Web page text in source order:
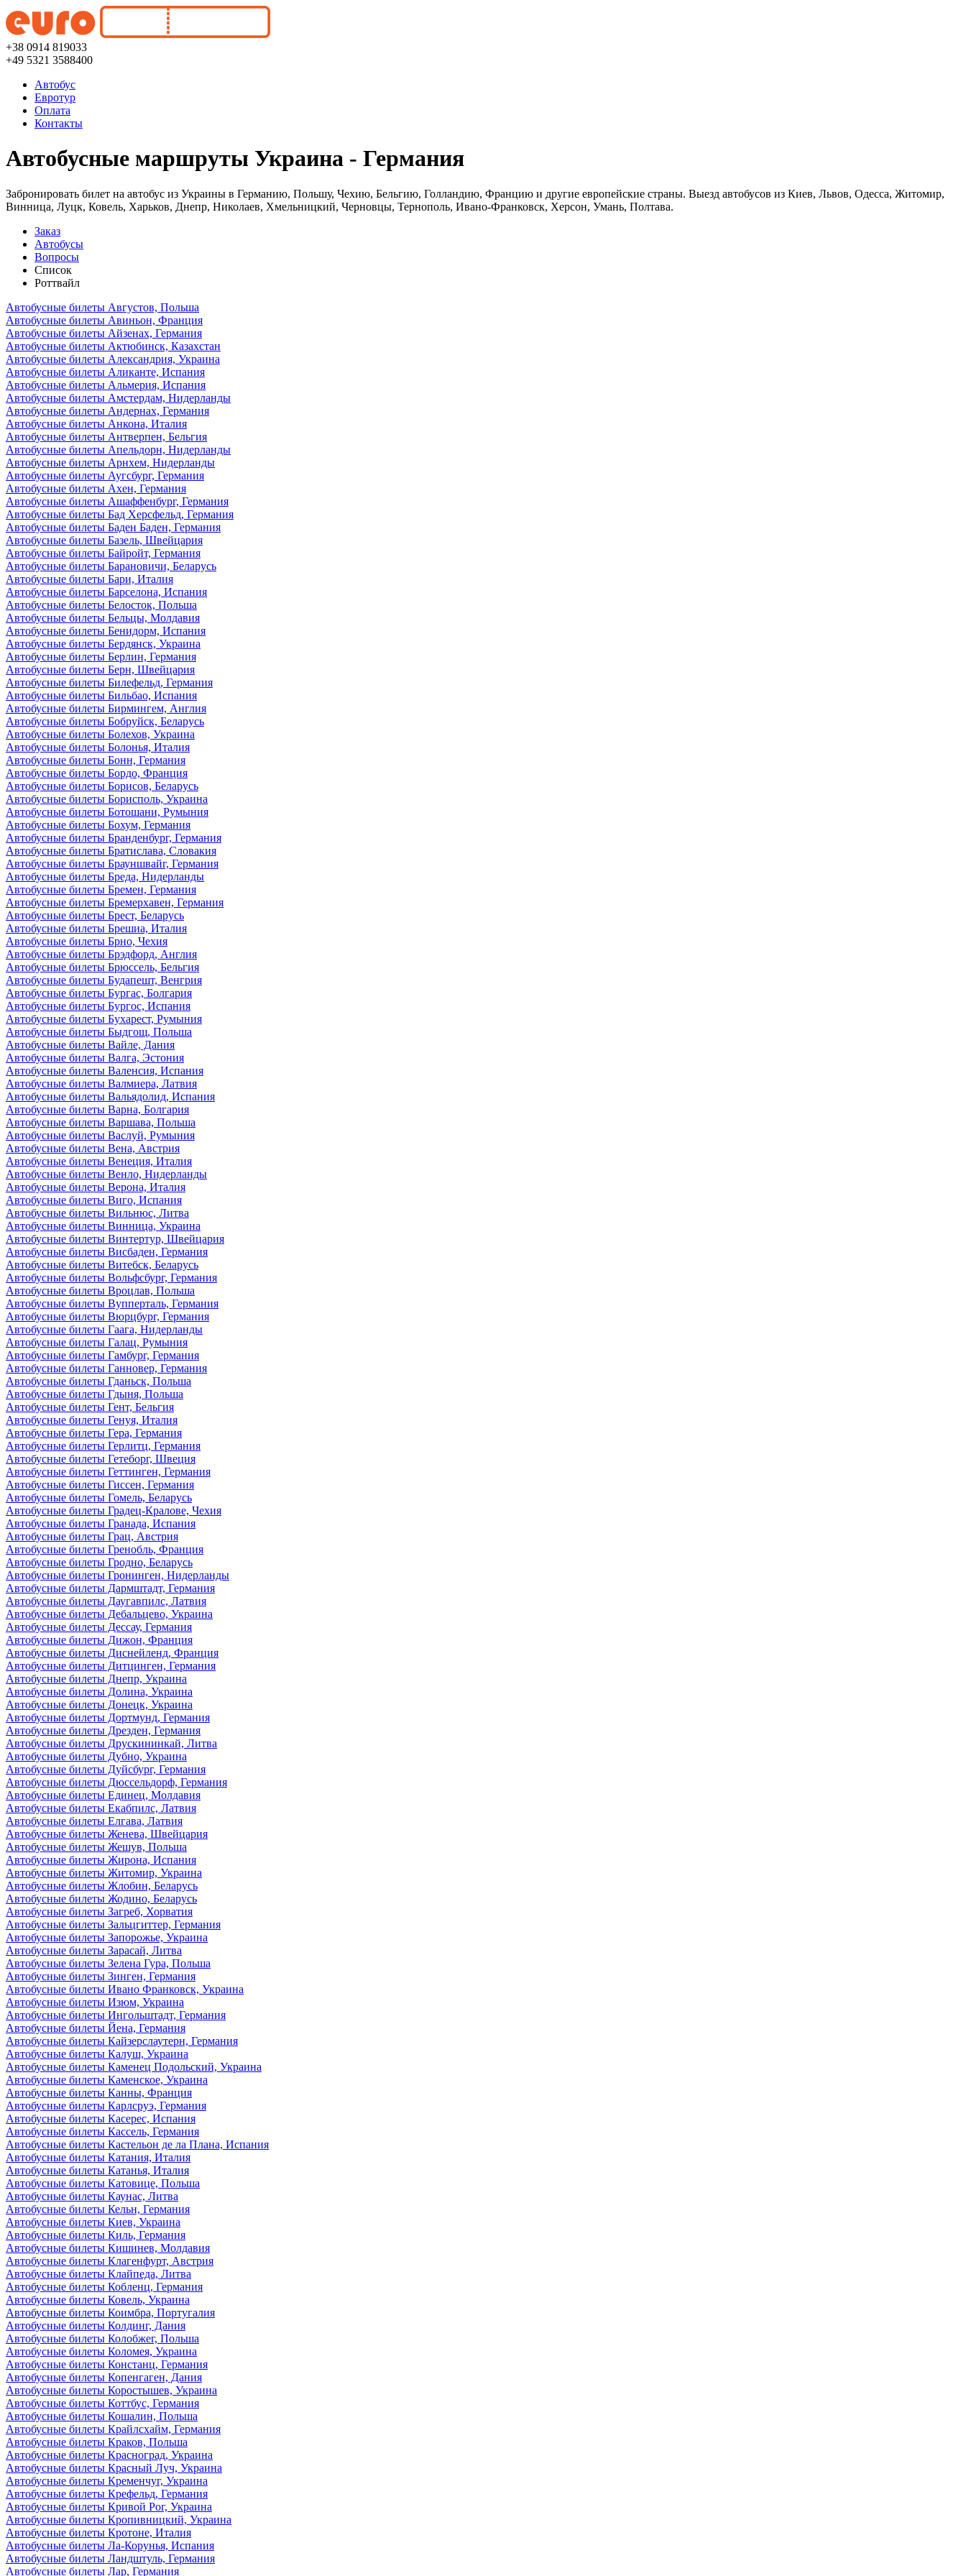
+38 0914 819033
+49 5321 3588400
Автобус
Евротур
Оплата
Контакты
Автобусные маршруты Украина - Германия
Забронировать билет на автобус из Украины в Германию, Польшу, Чехию, Бельгию, Голландию, Францию и другие европейские страны. Выезд автобусов из Киев, Львов, Одесса, Житомир,
Винница, Луцк, Ковель, Харьков, Днепр, Николаев, Хмельницкий, Черновцы, Тернополь, Ивано-Франковск, Херсон, Умань, Полтава.
Заказ
Автобусы
Вопросы
Список
Роттвайл
Автобусные билеты Августов, Польша
Автобусные билеты Авиньон, Франция
Автобусные билеты Айзенах, Германия
Автобусные билеты Актюбинск, Казахстан
Автобусные билеты Александрия, Украина
Автобусные билеты Аликанте, Испания
Автобусные билеты Альмерия, Испания
Автобусные билеты Амстердам, Нидерланды
Автобусные билеты Андернах, Германия
Автобусные билеты Анкона, Италия
Автобусные билеты Антверпен, Бельгия
Автобусные билеты Апельдорн, Нидерланды
Автобусные билеты Арнхем, Нидерланды
Автобусные билеты Аугсбург, Германия
Автобусные билеты Ахен, Германия
Автобусные билеты Ашаффенбург, Германия
Автобусные билеты Бад Херсфельд, Германия
Автобусные билеты Баден Баден, Германия
Автобусные билеты Базель, Швейцария
Автобусные билеты Байройт, Германия
Автобусные билеты Барановичи, Беларусь
Автобусные билеты Бари, Италия
Автобусные билеты Барселона, Испания
Автобусные билеты Белосток, Польша
Автобусные билеты Бельцы, Молдавия
Автобусные билеты Бенидорм, Испания
Автобусные билеты Бердянск, Украина
Автобусные билеты Берлин, Германия
Автобусные билеты Берн, Швейцария
Автобусные билеты Билефельд, Германия
Автобусные билеты Бильбао, Испания
Автобусные билеты Бирмингем, Англия
Автобусные билеты Бобруйск, Беларусь
Автобусные билеты Болехов, Украина
Автобусные билеты Болонья, Италия
Автобусные билеты Бонн, Германия
Автобусные билеты Бордо, Франция
Автобусные билеты Борисов, Беларусь
Автобусные билеты Борисполь, Украина
Автобусные билеты Ботошани, Румыния
Автобусные билеты Бохум, Германия
Автобусные билеты Бранденбург, Германия
Автобусные билеты Братислава, Словакия
Автобусные билеты Брауншвайг, Германия
Автобусные билеты Бреда, Нидерланды
Автобусные билеты Бремен, Германия
Автобусные билеты Бремерхавен, Германия
Автобусные билеты Брест, Беларусь
Автобусные билеты Брешиа, Италия
Автобусные билеты Брно, Чехия
Автобусные билеты Брэдфорд, Англия
Автобусные билеты Брюссель, Бельгия
Автобусные билеты Будапешт, Венгрия
Автобусные билеты Бургас, Болгария
Автобусные билеты Бургос, Испания
Автобусные билеты Бухарест, Румыния
Автобусные билеты Быдгощ, Польша
Автобусные билеты Вайле, Дания
Автобусные билеты Валга, Эстония
Автобусные билеты Валенсия, Испания
Автобусные билеты Валмиера, Латвия
Автобусные билеты Вальядолид, Испания
Автобусные билеты Варна, Болгария
Автобусные билеты Варшава, Польша
Автобусные билеты Васлуй, Румыния
Автобусные билеты Вена, Австрия
Автобусные билеты Венеция, Италия
Автобусные билеты Венло, Нидерланды
Автобусные билеты Верона, Италия
Автобусные билеты Виго, Испания
Автобусные билеты Вильнюс, Литва
Автобусные билеты Винница, Украина
Автобусные билеты Винтертур, Швейцария
Автобусные билеты Висбаден, Германия
Автобусные билеты Витебск, Беларусь
Автобусные билеты Вольфсбург, Германия
Автобусные билеты Вроцлав, Польша
Автобусные билеты Вупперталь, Германия
Автобусные билеты Вюрцбург, Германия
Автобусные билеты Гаага, Нидерланды
Автобусные билеты Галац, Румыния
Автобусные билеты Гамбург, Германия
Автобусные билеты Ганновер, Германия
Автобусные билеты Гданьск, Польша
Автобусные билеты Гдыня, Польша
Автобусные билеты Гент, Бельгия
Автобусные билеты Генуя, Италия
Автобусные билеты Гера, Германия
Автобусные билеты Герлитц, Германия
Автобусные билеты Гетеборг, Швеция
Автобусные билеты Геттинген, Германия
Автобусные билеты Гиссен, Германия
Автобусные билеты Гомель, Беларусь
Автобусные билеты Градец-Кралове, Чехия
Автобусные билеты Гранада, Испания
Автобусные билеты Грац, Австрия
Автобусные билеты Гренобль, Франция
Автобусные билеты Гродно, Беларусь
Автобусные билеты Гронинген, Нидерланды
Автобусные билеты Дармштадт, Германия
Автобусные билеты Даугавпилс, Латвия
Автобусные билеты Дебальцево, Украина
Автобусные билеты Дессау, Германия
Автобусные билеты Дижон, Франция
Автобусные билеты Диснейленд, Франция
Автобусные билеты Дитцинген, Германия
Автобусные билеты Днепр, Украина
Автобусные билеты Долина, Украина
Автобусные билеты Донецк, Украина
Автобусные билеты Дортмунд, Германия
Автобусные билеты Дрезден, Германия
Автобусные билеты Друскининкай, Литва
Автобусные билеты Дубно, Украина
Автобусные билеты Дуйсбург, Германия
Автобусные билеты Дюссельдорф, Германия
Автобусные билеты Единец, Молдавия
Автобусные билеты Екабпилс, Латвия
Автобусные билеты Елгава, Латвия
Автобусные билеты Женева, Швейцария
Автобусные билеты Жешув, Польша
Автобусные билеты Жирона, Испания
Автобусные билеты Житомир, Украина
Автобусные билеты Жлобин, Беларусь
Автобусные билеты Жодино, Беларусь
Автобусные билеты Загреб, Хорватия
Автобусные билеты Зальцгиттер, Германия
Автобусные билеты Запорожье, Украина
Автобусные билеты Зарасай, Литва
Автобусные билеты Зелена Гура, Польша
Автобусные билеты Зинген, Германия
Автобусные билеты Ивано Франковск, Украина
Автобусные билеты Изюм, Украина
Автобусные билеты Ингольштадт, Германия
Автобусные билеты Йена, Германия
Автобусные билеты Кайзерслаутерн, Германия
Автобусные билеты Калуш, Украина
Автобусные билеты Каменец Подольский, Украина
Автобусные билеты Каменское, Украина
Автобусные билеты Канны, Франция
Автобусные билеты Карлсруэ, Германия
Автобусные билеты Касерес, Испания
Автобусные билеты Кассель, Германия
Автобусные билеты Кастельон де ла Плана, Испания
Автобусные билеты Катания, Италия
Автобусные билеты Катанья, Италия
Автобусные билеты Катовице, Польша
Автобусные билеты Каунас, Литва
Автобусные билеты Кельн, Германия
Автобусные билеты Киев, Украина
Автобусные билеты Киль, Германия
Автобусные билеты Кишинев, Молдавия
Автобусные билеты Клагенфурт, Австрия
Автобусные билеты Клайпеда, Литва
Автобусные билеты Кобленц, Германия
Автобусные билеты Ковель, Украина
Автобусные билеты Коимбра, Португалия
Автобусные билеты Колдинг, Дания
Автобусные билеты Колобжег, Польша
Автобусные билеты Коломея, Украина
Автобусные билеты Констанц, Германия
Автобусные билеты Копенгаген, Дания
Автобусные билеты Коростышев, Украина
Автобусные билеты Коттбус, Германия
Автобусные билеты Кошалин, Польша
Автобусные билеты Крайлсхайм, Германия
Автобусные билеты Краков, Польша
Автобусные билеты Красноград, Украина
Автобусные билеты Красный Луч, Украина
Автобусные билеты Кременчуг, Украина
Автобусные билеты Крефельд, Германия
Автобусные билеты Кривой Рог, Украина
Автобусные билеты Кропивницкий, Украина
Автобусные билеты Кротоне, Италия
Автобусные билеты Ла-Корунья, Испания
Автобусные билеты Ландштуль, Германия
Автобусные билеты Лар, Германия